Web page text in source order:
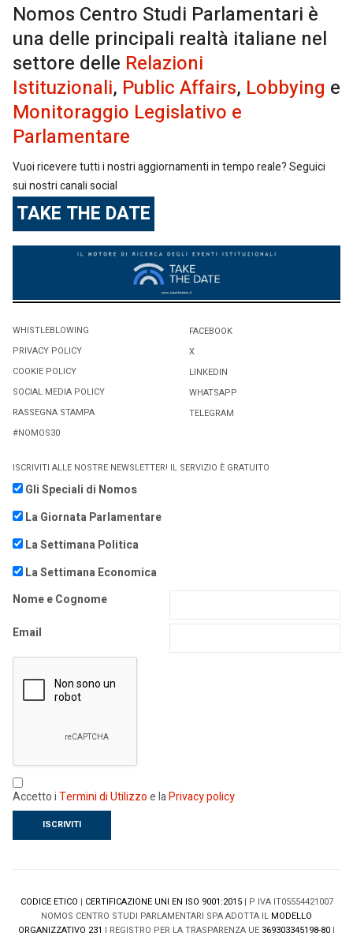
Nomos Centro Studi Parlamentari è
una delle principali realtà italiane nel
settore delle Relazioni
Istituzionali, Public Affairs, Lobbying e
Monitoraggio Legislativo e
Parlamentare
Vuoi ricevere tutti i nostri aggiornamenti in tempo reale? Seguici
sui nostri canali social
TAKE THE DATE
WHISTLEBLOWING
PRIVACY POLICY
COOKIE POLICY
SOCIAL MEDIA POLICY
RASSEGNA STAMPA
#NOMOS30
FACEBOOK
X
LINKEDIN
WHATSAPP
TELEGRAM
ISCRIVITI ALLE NOSTRE NEWSLETTER! IL SERVIZIO È GRATUITO
Gli Speciali di Nomos
La Giornata Parlamentare
La Settimana Politica
La Settimana Economica
Nome e Cognome
Email
Accetto iTermini di Utilizzoe laPrivacy policy
CODICE ETICO | CERTIFICAZIONE UNI EN ISO 9001:2015| P IVA IT05554421007
NOMOS CENTRO STUDI PARLAMENTARI SPA ADOTTA IL MODELLO
ORGANIZZATIVO 231 | REGISTRO PER LA TRASPARENZA UE 369303345198-80 |